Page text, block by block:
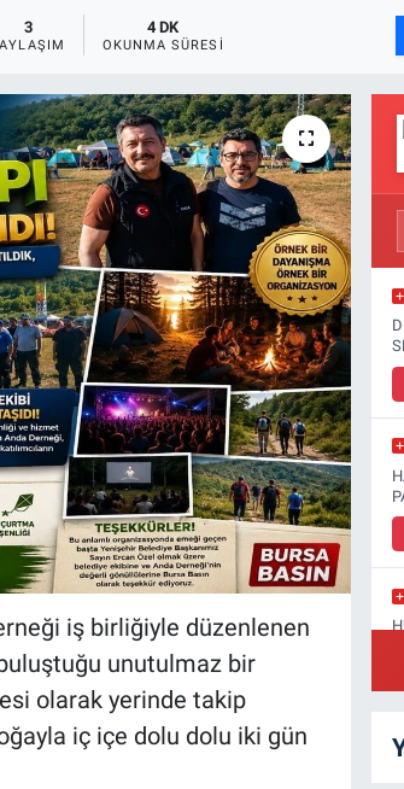
3 4 DK
OKUNMA SÜRESI
iş birliğiyle düzenlenen
buluştuğu unutulmaz bir
olarak yerinde takip
iç içe dolu dolu iki gün